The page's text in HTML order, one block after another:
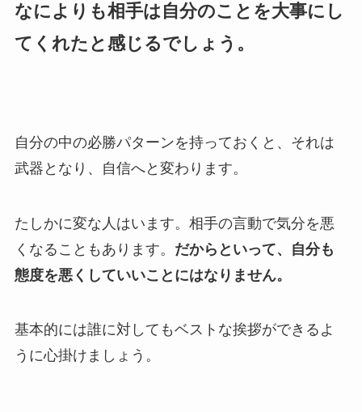
なによりも相手は自分のことを大事にし
てくれたと感じるでしょう。
自分の中の必勝パターンを持っておくと、それは
武器となり、自信へと変わります。
たしかに変な人はいます。相手の言動で気分を悪
くなることもあります。 だからといって、自分も
態度を悪くしていいことにはなりません。
基本的には誰に対してもベストな挨拶ができるよ
うに心掛けましょう。